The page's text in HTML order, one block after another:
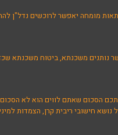
מומחה יאפשר לרוכשים נדל"ן
משכנתא, ביטוח משכנתא
הסכום שאתם לווים הוא לא
חישובי ריבית קרן, הצמדות